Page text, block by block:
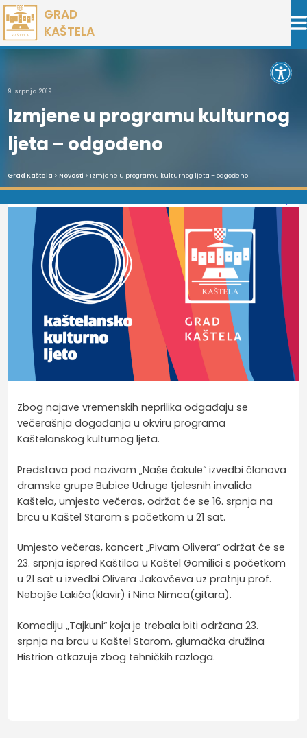
Preskoči
na
sadržaj
GRAD
KAŠTELA
9. srpnja 2019.
Izmjene u programu kulturnog
ljeta – odgođeno
Grad Kaštela > Novosti > Izmjene u programu kulturnog ljeta – odgođeno
Zbog najave vremenskih neprilika odgađaju se
večerašnja događanja u okviru programa
Kaštelanskog kulturnog ljeta.
Predstava pod nazivom „Naše čakule“ izvedbi članova
dramske grupe Bubice Udruge tjelesnih invalida
Kaštela, umjesto večeras, održat će se 16. srpnja na
brcu u Kaštel Starom s početkom u 21 sat.
Umjesto večeras, koncert „Pivam Olivera“ održat će se
23. srpnja ispred Kaštilca u Kaštel Gomilici s početkom
u 21 sat u izvedbi Olivera Jakovčeva uz pratnju prof.
Nebojše Lakića(klavir) i Nina Nimca(gitara).
Komediju „Tajkuni“ koja je trebala biti održana 23.
srpnja na brcu u Kaštel Starom, glumačka družina
Histrion otkazuje zbog tehničkih razloga.